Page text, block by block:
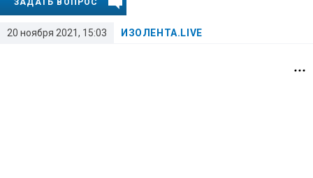
20 ноября 2021, 15:03 ИЗОЛЕНТА.LIVE